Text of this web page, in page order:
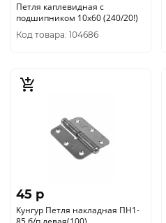
Петля каплевидная с
подшипником 10х60 (240/20!)
Код товара: 104686
45 p
Кунгур Петля накладная ПН1-